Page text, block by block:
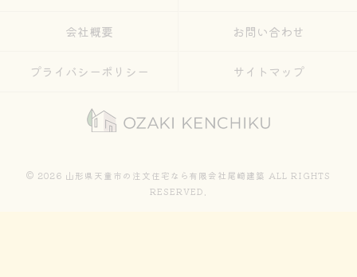
会社概要 お問い合わせ
プライバシーポリシー サイトマップ
© 2026 山形県天童市の注文住宅なら有限会社尾崎建築 ALL RIGHTS
RESERVED.